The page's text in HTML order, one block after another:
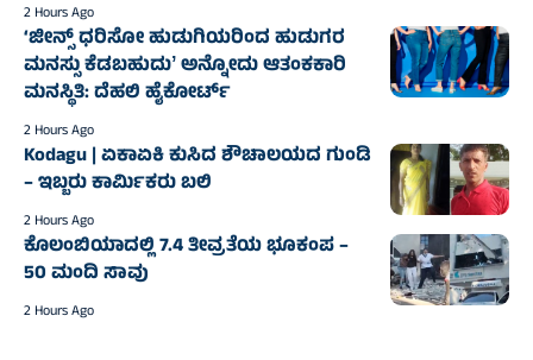
2 Hours Ago
‘ಜೀನ್ಸ್‌ ಧರಿಸೋ ಹುಡುಗಿಯರಿಂದ ಹುಡುಗರ
ಮನಸ್ಸು ಕೆಡಬಹುದುʼ ಅನ್ನೋದು ಆತಂಕಕಾರಿ
ಮನಸ್ಥಿತಿ: ದೆಹಲಿ ಹೈಕೋರ್ಟ್
2 Hours Ago
Kodagu | ಏಕಾಏಕಿ ಕುಸಿದ ಶೌಚಾಲಯದ ಗುಂಡಿ
– ಇಬ್ಬರು ಕಾರ್ಮಿಕರು ಬಲಿ
2 Hours Ago
ಕೊಲಂಬಿಯಾದಲ್ಲಿ 7.4 ತೀವ್ರತೆಯ ಭೂಕಂಪ –
50 ಮಂದಿ ಸಾವು
2 Hours Ago